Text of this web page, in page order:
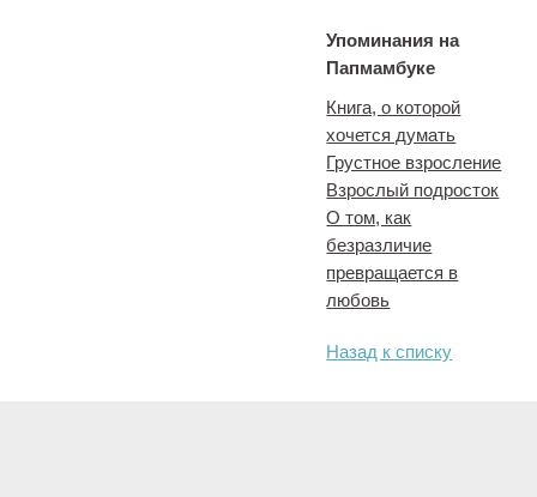
Упоминания на
Папмамбуке
Книга, о которой
хочется думать
Грустное взросление
Взрослый подросток
О том, как
безразличие
превращается в
любовь
Назад к списку